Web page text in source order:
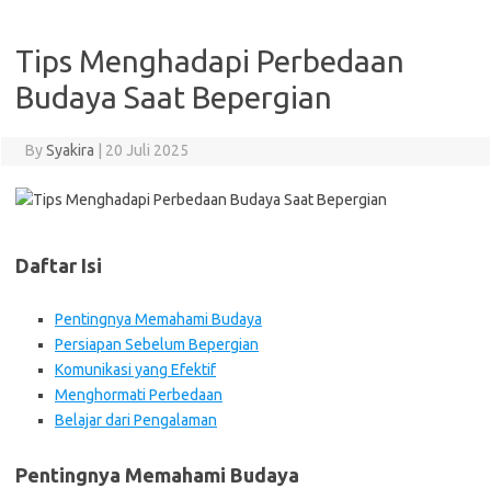
Tips Menghadapi Perbedaan
Budaya Saat Bepergian
BySyakira 20 Juli 2025
Daftar Isi
Pentingnya Memahami Budaya
Persiapan Sebelum Bepergian
Komunikasi yang Efektif
Menghormati Perbedaan
Belajar dari Pengalaman
Pentingnya Memahami Budaya